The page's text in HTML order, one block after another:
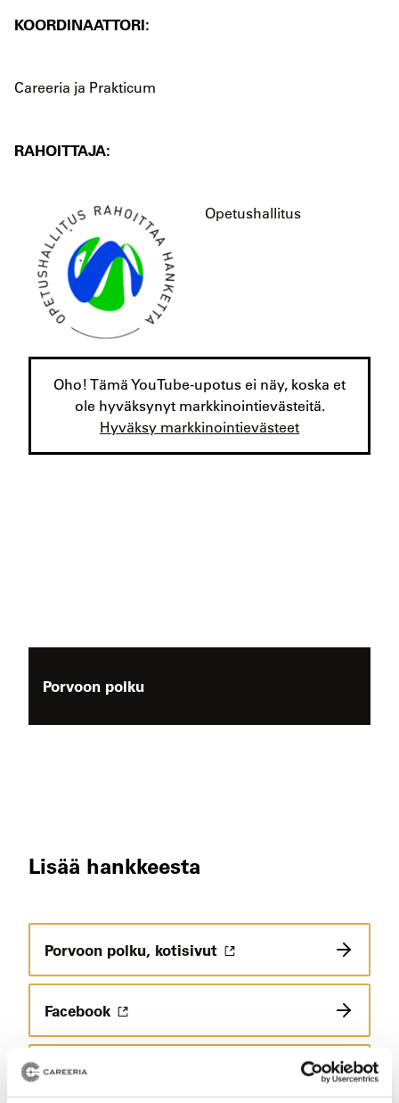
KOORDINAATTORI:
Careeria ja Prakticum
RAHOITTAJA:
Opetushallitus
Porvoon polku
Oho! Tämä YouTube-upotus ei näy, koska et
ole hyväksynyt markkinointievästeitä.
Hyväksy markkinointievästeet
Lisää hankkeesta
Porvoon polku, kotisivut
Facebook
Instagram